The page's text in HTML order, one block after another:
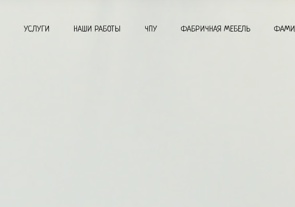
УСЛУГИ НАШИ РАБОТЫ ЧПУ ФАБРИЧНАЯ МЕБЕЛЬ